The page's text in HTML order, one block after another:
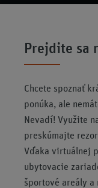
Prejdite sa
Chcete spoznať
ponúka, ale
Nevadí! Využite
preskúmajte
Vďaka virtuálnej
ubytovacie
športové areály a